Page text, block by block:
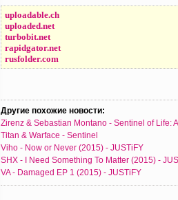
uploadable.ch
uploaded.net
turbobit.net
rapidgator.net
rusfolder.com
Другие похожие новости:
Zirenz & Sebastian Montano - Sentinel of Life:
Titan & Warface - Sentinel
Viho - Now or Never (2015) - JUSTiFY
SHX - I Need Something To Matter (2015) -
VA - Damaged EP 1 (2015) - JUSTiFY